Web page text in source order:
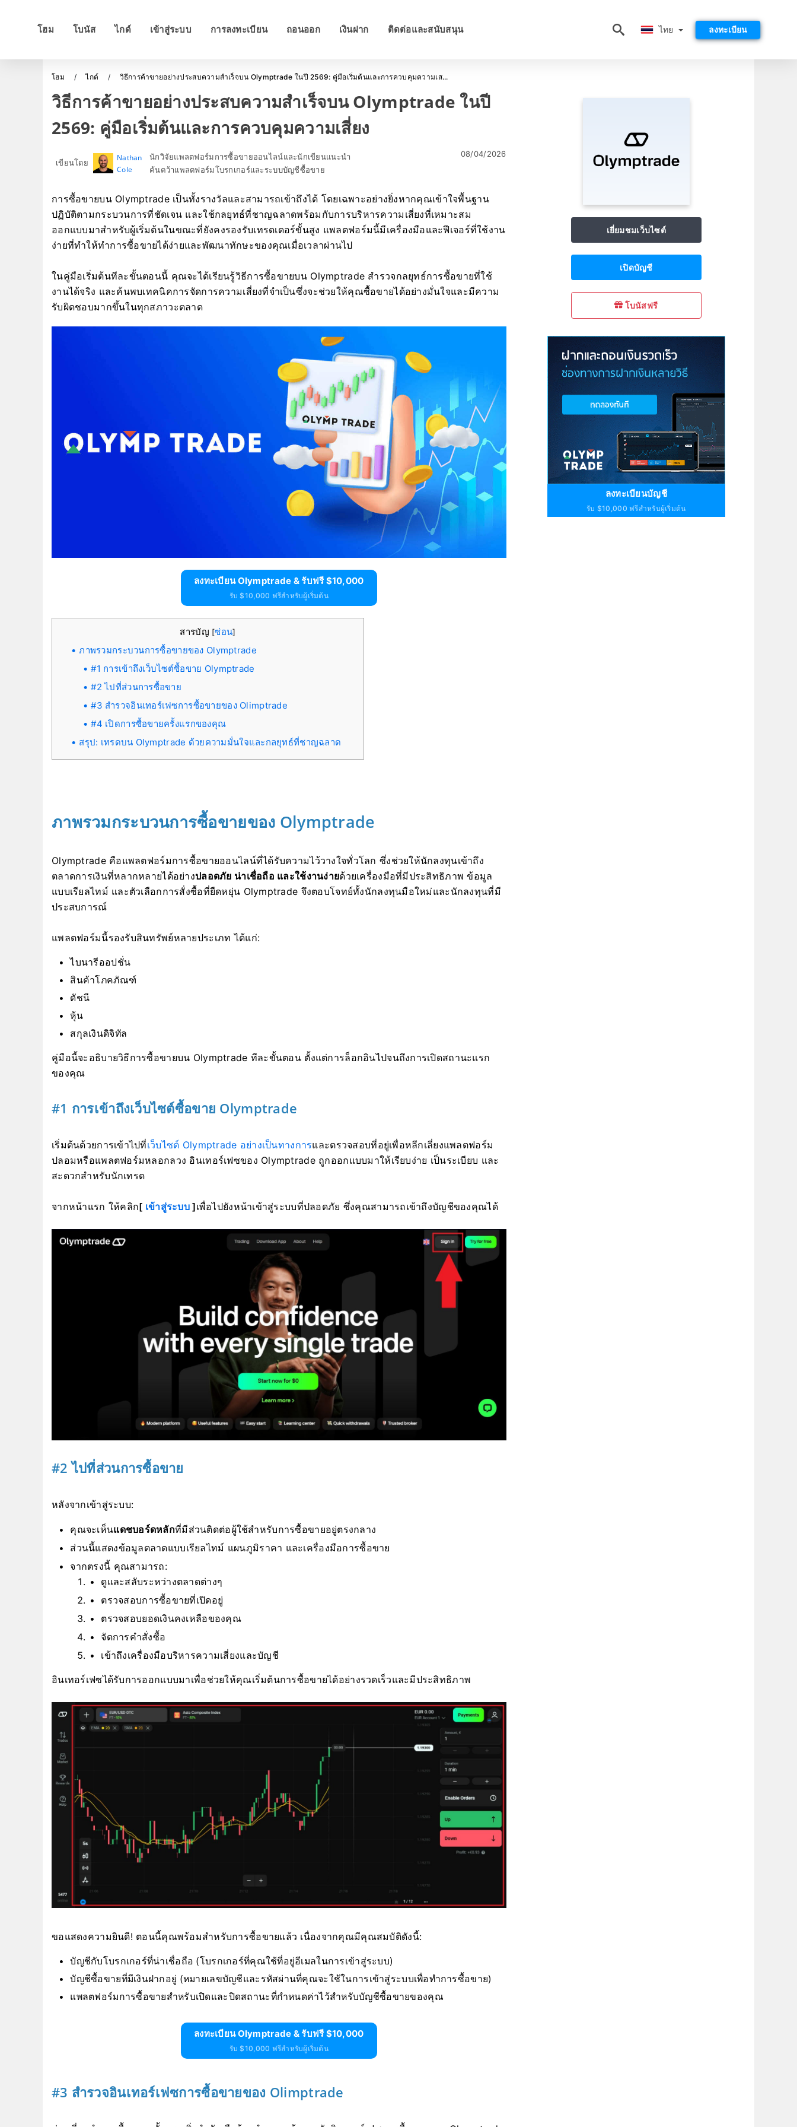
โฮม โบนัส ไกด์ เข้าสู่ระบบ การลงทะเบียน ถอนออก เงินฝาก ติดต่อและสนับสนุน ไทย ลงทะเบียน
โฮม ไกด์ วิธีการค้าขายอย่างประสบความสำเร็จบน Olymptrade ในปี 2569: คู่มือเริ่มต้นและการควบคุมความเส...
วิธีการค้าขายอย่างประสบความสำเร็จบน Olymptrade ในปี
2569: คู่มือเริ่มต้นและการควบคุมความเสี่ยง
เขียนโดย
Nathan
Cole
นักวิจัยแพลตฟอร์มการซื้อขายออนไลน์และนักเขียนแนะนำ
ค้นคว้าแพลตฟอร์มโบรกเกอร์และระบบบัญชีซื้อขาย
08/04/2026
การซื้อขายบน Olymptrade เป็นทั้งรางวัลและสามารถเข้าถึงได้ โดยเฉพาะอย่างยิ่งหากคุณเข้าใจพื้นฐาน
ปฏิบัติตามกระบวนการที่ชัดเจน และใช้กลยุทธ์ที่ชาญฉลาดพร้อมกับการบริหารความเสี่ยงที่เหมาะสม
ออกแบบมาสำหรับผู้เริ่มต้นในขณะที่ยังคงรองรับเทรดเดอร์ขั้นสูง แพลตฟอร์มนี้มีเครื่องมือและฟีเจอร์ที่ใช้งาน
ง่ายที่ทำให้ทำการซื้อขายได้ง่ายและพัฒนาทักษะของคุณเมื่อเวลาผ่านไป
ในคู่มือเริ่มต้นทีละขั้นตอนนี้ คุณจะได้เรียนรู้วิธีการซื้อขายบน Olymptrade สำรวจกลยุทธ์การซื้อขายที่ใช้
งานได้จริง และค้นพบเทคนิคการจัดการความเสี่ยงที่จำเป็นซึ่งจะช่วยให้คุณซื้อขายได้อย่างมั่นใจและมีความ
รับผิดชอบมากขึ้นในทุกสภาวะตลาด
ลงทะเบียน Olymptrade & รับฟรี $10,000
รับ $10,000 ฟรีสำหรับผู้เริ่มต้น
สารบัญ [ซ่อน]
ภาพรวมกระบวนการซื้อขายของ Olymptrade
#1 การเข้าถึงเว็บไซต์ซื้อขาย Olymptrade
#2 ไปที่ส่วนการซื้อขาย
#3 สำรวจอินเทอร์เฟซการซื้อขายของ Olimptrade
#4 เปิดการซื้อขายครั้งแรกของคุณ
สรุป: เทรดบน Olymptrade ด้วยความมั่นใจและกลยุทธ์ที่ชาญฉลาด
ภาพรวมกระบวนการซื้อขายของ Olymptrade
Olymptrade คือแพลตฟอร์มการซื้อขายออนไลน์ที่ได้รับความไว้วางใจทั่วโลก ซึ่งช่วยให้นักลงทุนเข้าถึง
ตลาดการเงินที่หลากหลายได้อย่างปลอดภัย น่าเชื่อถือ และใช้งานง่ายด้วยเครื่องมือที่มีประสิทธิภาพ ข้อมูล
แบบเรียลไทม์ และตัวเลือกการสั่งซื้อที่ยืดหยุ่น Olymptrade จึงตอบโจทย์ทั้งนักลงทุนมือใหม่และนักลงทุนที่มี
ประสบการณ์
แพลตฟอร์มนี้รองรับสินทรัพย์หลายประเภท ได้แก่:
ไบนารีออปชั่น
สินค้าโภคภัณฑ์
ดัชนี
หุ้น
สกุลเงินดิจิทัล
คู่มือนี้จะอธิบายวิธีการซื้อขายบน Olymptrade ทีละขั้นตอน ตั้งแต่การล็อกอินไปจนถึงการเปิดสถานะแรก
ของคุณ
#1 การเข้าถึงเว็บไซต์ซื้อขาย Olymptrade
เริ่มต้นด้วยการเข้าไปที่เว็บไซต์ Olymptrade อย่างเป็นทางการและตรวจสอบที่อยู่เพื่อหลีกเลี่ยงแพลตฟอร์ม
ปลอมหรือแพลตฟอร์มหลอกลวง อินเทอร์เฟซของ Olymptrade ถูกออกแบบมาให้เรียบง่าย เป็นระเบียบ และ
สะดวกสำหรับนักเทรด
จากหน้าแรก ให้คลิก[ เข้าสู่ระบบ ]เพื่อไปยังหน้าเข้าสู่ระบบที่ปลอดภัย ซึ่งคุณสามารถเข้าถึงบัญชีของคุณได้
#2 ไปที่ส่วนการซื้อขาย
หลังจากเข้าสู่ระบบ:
คุณจะเห็นแดชบอร์ดหลักที่มีส่วนติดต่อผู้ใช้สำหรับการซื้อขายอยู่ตรงกลาง
ส่วนนี้แสดงข้อมูลตลาดแบบเรียลไทม์ แผนภูมิราคา และเครื่องมือการซื้อขาย
จากตรงนี้ คุณสามารถ:
ดูและสลับระหว่างตลาดต่างๆ
ตรวจสอบการซื้อขายที่เปิดอยู่
ตรวจสอบยอดเงินคงเหลือของคุณ
จัดการคำสั่งซื้อ
เข้าถึงเครื่องมือบริหารความเสี่ยงและบัญชี
อินเทอร์เฟซได้รับการออกแบบมาเพื่อช่วยให้คุณเริ่มต้นการซื้อขายได้อย่างรวดเร็วและมีประสิทธิภาพ
ขอแสดงความยินดี! ตอนนี้คุณพร้อมสำหรับการซื้อขายแล้ว เนื่องจากคุณมีคุณสมบัติดังนี้:
บัญชีกับโบรกเกอร์ที่น่าเชื่อถือ (โบรกเกอร์ที่คุณใช้ที่อยู่อีเมลในการเข้าสู่ระบบ)
บัญชีซื้อขายที่มีเงินฝากอยู่ (หมายเลขบัญชีและรหัสผ่านที่คุณจะใช้ในการเข้าสู่ระบบเพื่อทำการซื้อขาย)
แพลตฟอร์มการซื้อขายสำหรับเปิดและปิดสถานะที่กำหนดค่าไว้สำหรับบัญชีซื้อขายของคุณ
ลงทะเบียน Olymptrade & รับฟรี $10,000
รับ $10,000 ฟรีสำหรับผู้เริ่มต้น
#3 สำรวจอินเทอร์เฟซการซื้อขายของ Olimptrade
เยี่ยมชมเว็บไซต์
เปิดบัญชี
โบนัสฟรี
ลงทะเบียนบัญชี
รับ $10,000 ฟรีสำหรับผู้เริ่มต้น